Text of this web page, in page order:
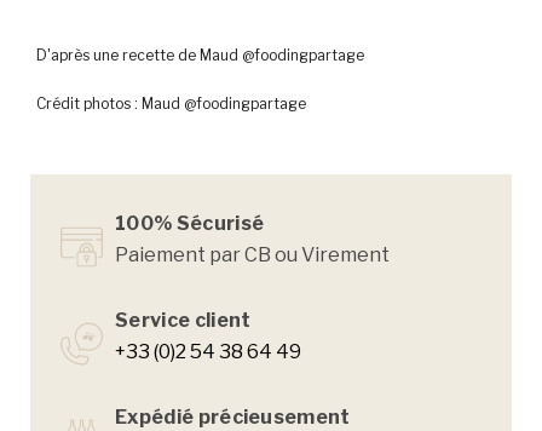
D'après une recette de Maud @foodingpartage
Crédit photos : Maud @foodingpartage
100% Sécurisé
Paiement par CB ou Virement
Service client
+33 (0)2 54 38 64 49
Expédié précieusement